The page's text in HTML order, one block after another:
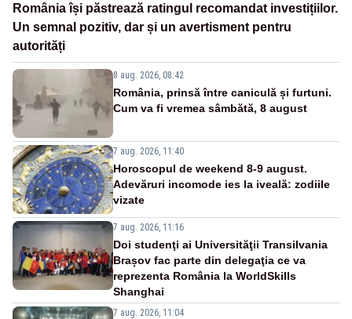
România își păstrează ratingul recomandat investițiilor.
Un semnal pozitiv, dar și un avertisment pentru
autorități
8 aug. 2026, 08:42
România, prinsă între caniculă și furtuni.
Cum va fi vremea sâmbătă, 8 august
7 aug. 2026, 11:40
Horoscopul de weekend 8-9 august.
Adevăruri incomode ies la iveală: zodiile
vizate
7 aug. 2026, 11:16
Doi studenţi ai Universităţii Transilvania
Brașov fac parte din delegaţia ce va
reprezenta România la WorldSkills
Shanghai
7 aug. 2026, 11:04